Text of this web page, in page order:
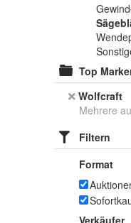
Top
Wolfcraft
Mehrere
Filtern
Format
Verkäufer